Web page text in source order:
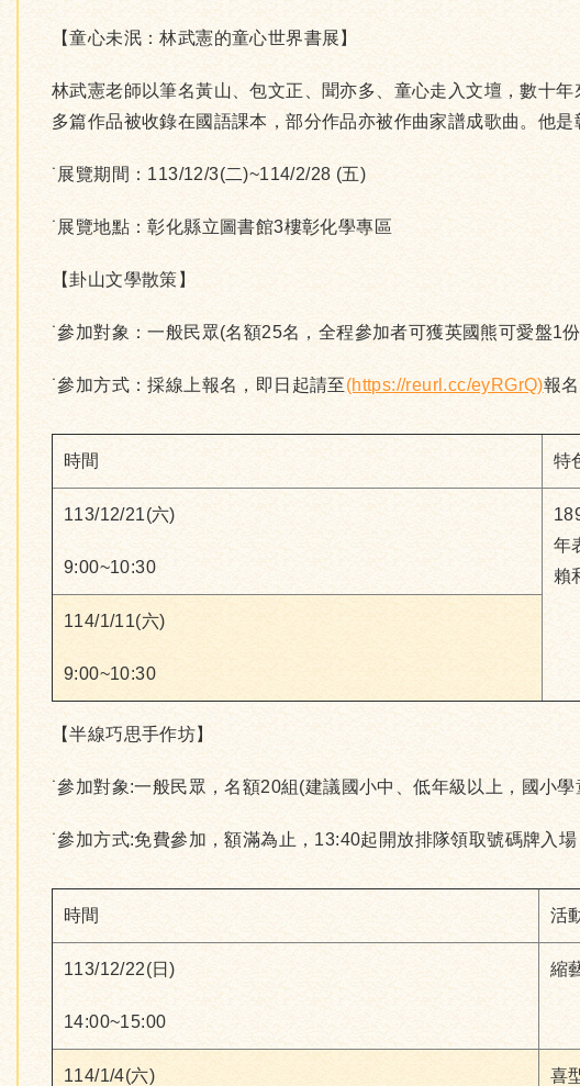
【童心未泯：林武憲的童心世界書展】
林武憲老師以筆名黃山、包文正、聞亦多、童心走入文壇，數十
多篇作品被收錄在國語課本，部分作品亦被作曲家譜成歌曲。他
˙展覽期間：113/12/3(二)~114/2/28 (五)
˙展覽地點：彰化縣立圖書館3樓彰化學專區
【卦山文學散策】
˙參加對象：一般民眾(名額25名，全程參加者可獲英國熊可愛盤1
˙參加方式：採線上報名，即日起請至(https://reurl.cc/eyRGrQ)報
時間 特
113/12/21(六)
9:00~10:30
年
賴
114/1/11(六)
9:00~10:30
【半線巧思手作坊】
˙參加對象:一般民眾，名額20組(建議國小中、低年級以上，國小
˙參加方式:免費參加，額滿為止，13:40起開放排隊領取號碼牌入場
時間 活
113/12/22(日)
14:00~15:00
縮
114/1/4(六) 喜